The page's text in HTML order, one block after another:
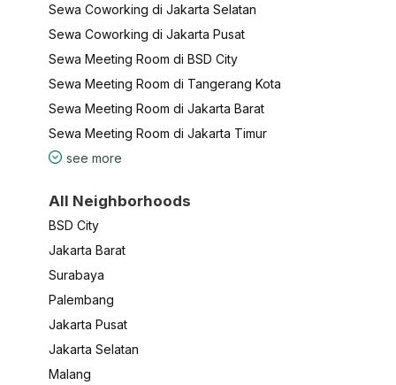
Sewa Coworking di Jakarta Selatan
Sewa Coworking di Jakarta Pusat
Sewa Meeting Room di BSD City
Sewa Meeting Room di Tangerang Kota
Sewa Meeting Room di Jakarta Barat
Sewa Meeting Room di Jakarta Timur
see more
All Neighborhoods
BSD City
Jakarta Barat
Surabaya
Palembang
Jakarta Pusat
Jakarta Selatan
Malang